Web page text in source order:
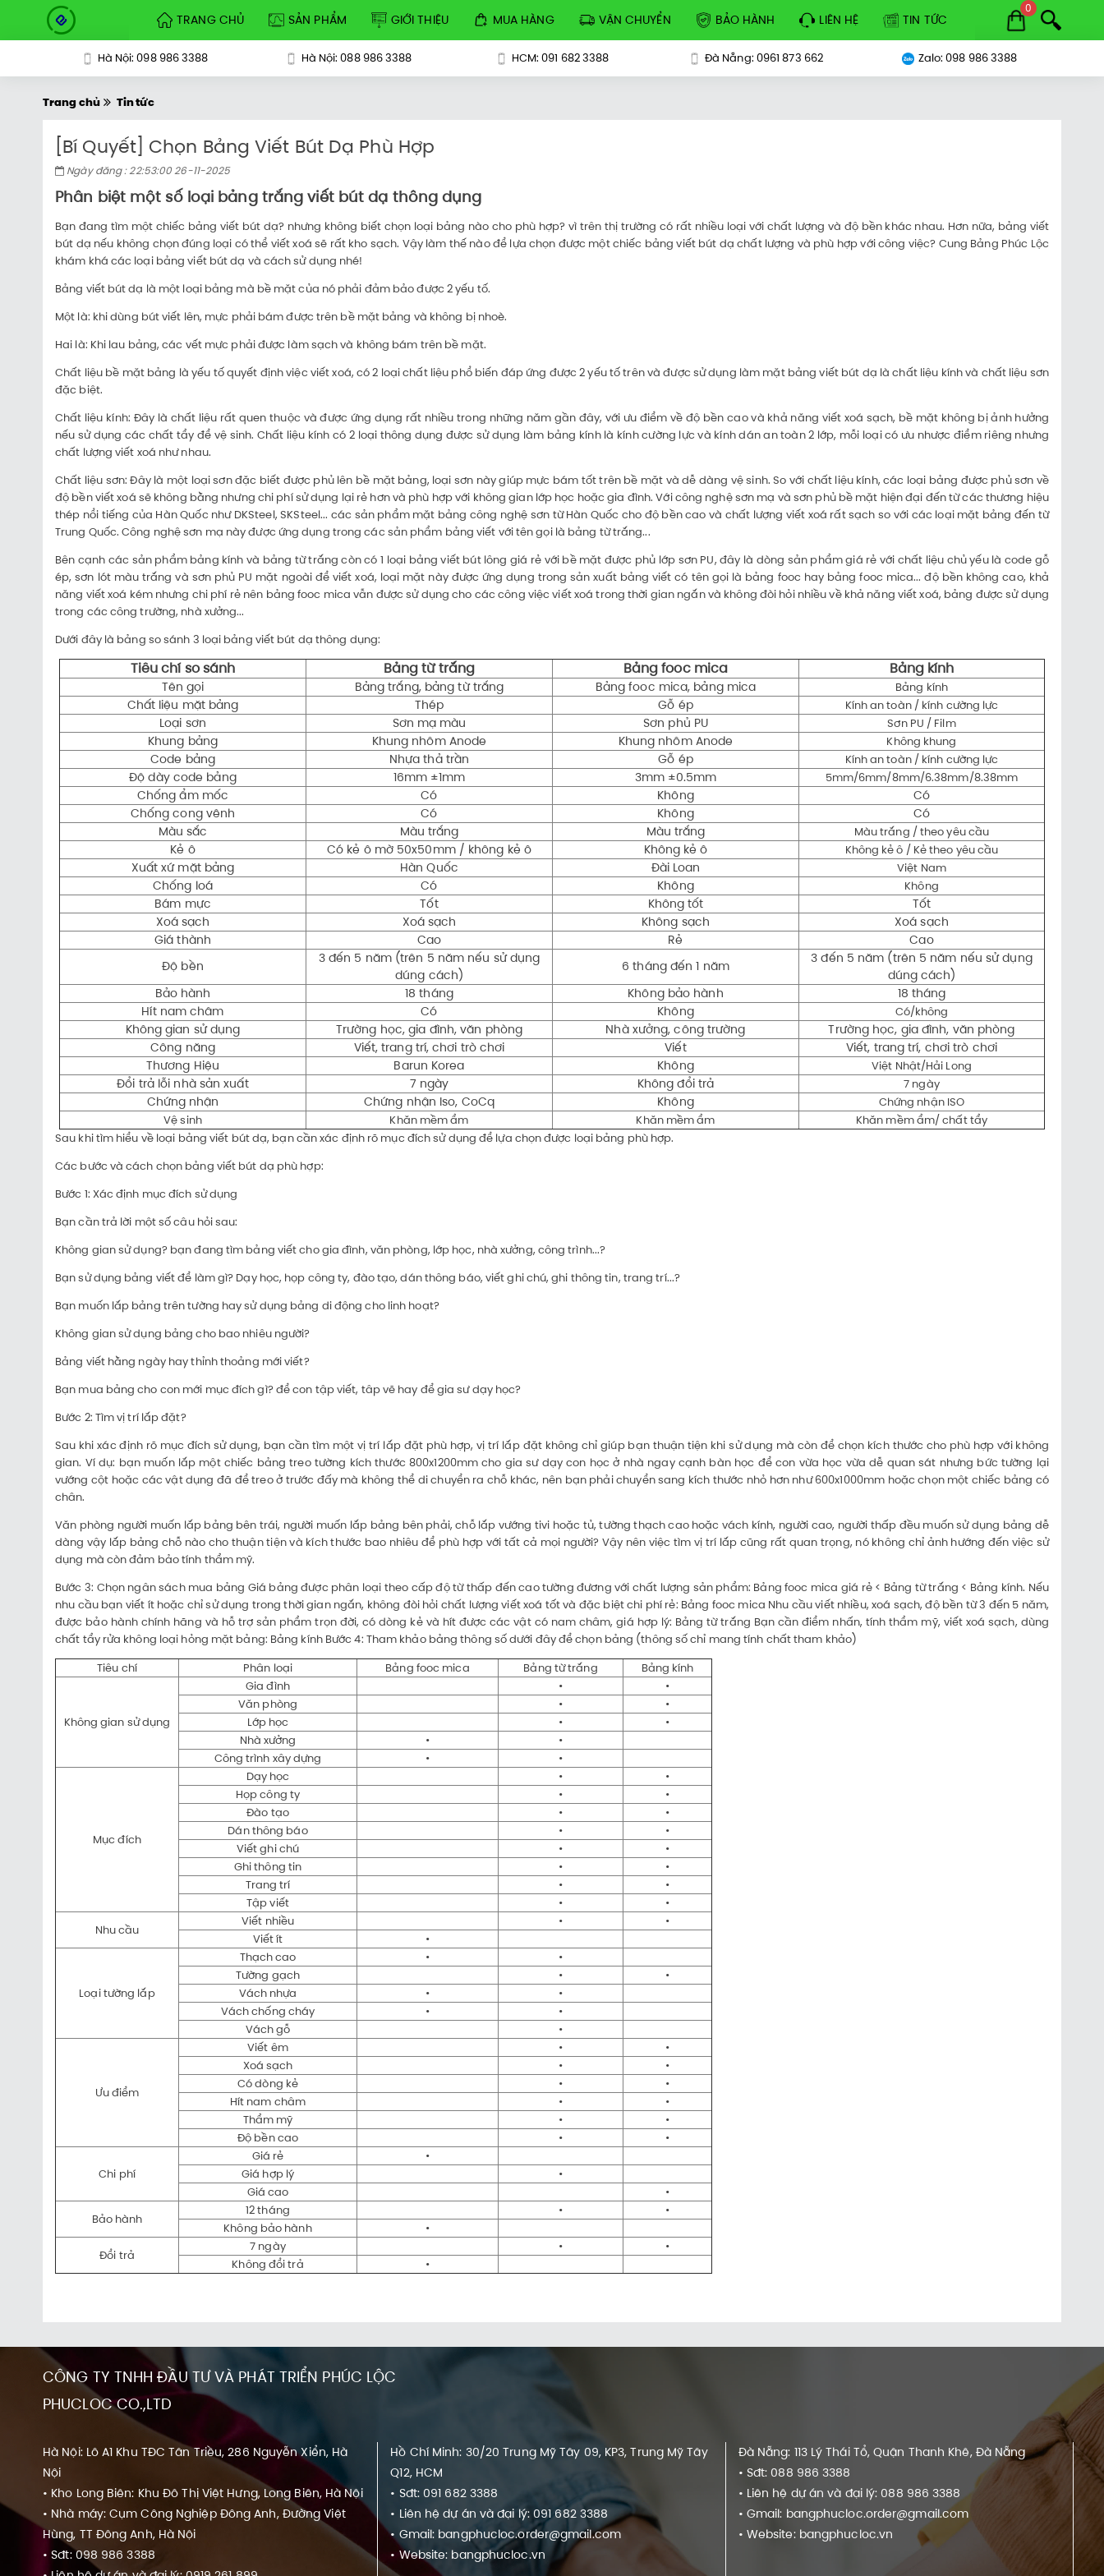
TRANG CHỦ SẢN PHẨM GIỚI THIỆU MUA HÀNG VẬN CHUYỂN BẢO HÀNH LIÊN HỆ TIN TỨC
0
Hà Nội: 098 986 3388 Hà Nội: 088 986 3388 HCM: 091 682 3388 Đà Nẵng: 0961 873 662 Zalo: 098 986 3388
Trang chủ Tin tức
[Bí Quyết] Chọn Bảng Viết Bút Dạ Phù Hợp
Ngày đăng : 22:53:00 26-11-2025
Phân biệt một số loại bảng trắng viết bút dạ thông dụng
Bạn đang tìm một chiếc bảng viết bút dạ? nhưng không biết chọn loại bảng nào cho phù hợp? vì trên thị trường có rất nhiều loại với chất lượng và độ bền khác nhau. Hơn nữa, bảng viết
bút dạ nếu không chọn đúng loại có thể viết xoá sẽ rất kho sạch. Vậy làm thế nào để lựa chọn được một chiếc bảng viết bút dạ chất lượng và phù hợp với công việc? Cung Bảng Phúc Lộc
khám khá các loại bảng viết bút dạ và cách sử dụng nhé!
Bảng viết bút dạ là một loại bảng mà bề mặt của nó phải đảm bảo được 2 yếu tố.
Một là: khi dùng bút viết lên, mực phải bám được trên bề mặt bảng và không bị nhoè.
Hai là: Khi lau bảng, các vết mực phải được làm sạch và không bám trên bề mặt.
Chất liệu bề mặt bảng là yếu tố quyết định việc viết xoá, có 2 loại chất liệu phổ biến đáp ứng được 2 yếu tố trên và được sử dụng làm mặt bảng viết bút dạ là chất liệu kính và chất liệu sơn
đặc biệt.
Chất liệu kính: Đây là chất liệu rất quen thuộc và được ứng dụng rất nhiều trong những năm gần đây, với ưu điểm về độ bền cao và khả năng viết xoá sạch, bề mặt không bị ảnh hưởng
nếu sử dụng các chất tẩy để vệ sinh. Chất liệu kính có 2 loại thông dụng được sử dụng làm bảng kính là kính cường lực và kính dán an toàn 2 lớp, mỗi loại có ưu nhược điểm riêng nhưng
chất lượng viết xoá như nhau.
Chất liệu sơn: Đây là một loại sơn đặc biết được phủ lên bề mặt bảng, loại sơn này giúp mực bám tốt trên bề mặt và dễ dàng vệ sinh. So với chất liệu kính, các loại bảng được phủ sơn về
độ bền viết xoá sẽ không bằng nhưng chi phí sử dụng lại rẻ hơn và phù hợp với không gian lớp học hoặc gia đình. Với công nghệ sơn mạ và sơn phủ bề mặt hiện đại đến từ các thương hiệu
thép nổi tiếng của Hàn Quốc như DKSteel, SKSteel... các sản phẩm mặt bảng công nghệ sơn từ Hàn Quốc cho độ bền cao và chất lượng viết xoá rất sạch so với các loại mặt bảng đến từ
Trung Quốc. Công nghệ sơn mạ này được ứng dụng trong các sản phẩm bảng viết với tên gọi là bảng từ trắng...
Bên cạnh các sản phẩm bảng kính và bảng từ trắng còn có 1 loại bảng viết bút lông giá rẻ với bề mặt được phủ lớp sơn PU, đây là dòng sản phẩm giá rẻ với chất liệu chủ yếu là code gỗ
ép, sơn lót màu trắng và sơn phủ PU mặt ngoài để viết xoá, loại mặt này được ứng dụng trong sản xuất bảng viết có tên gọi là bảng fooc hay bảng fooc mica... độ bền không cao, khả
năng viết xoá kém nhưng chi phí rẻ nên bảng fooc mica vẫn được sử dụng cho các công việc viết xoá trong thời gian ngắn và không đòi hỏi nhiều về khả năng viết xoá, bảng được sử dụng
trong các công trường, nhà xưởng...
Dưới đây là bảng so sánh 3 loại bảng viết bút dạ thông dụng:
Tiêu chí so sánh Bảng từ trắng Bảng fooc mica Bảng kính
Tên gọi Bảng trắng, bảng từ trắng Bảng fooc mica, bảng mica Bảng kính
Chất liệu mặt bảng Thép Gỗ ép Kính an toàn / kính cường lực
Loại sơn Sơn mạ màu Sơn phủ PU Sơn PU / Film
Khung bảng Khung nhôm Anode Khung nhôm Anode Không khung
Code bảng Nhựa thả trần Gỗ ép Kính an toàn / kính cường lực
Độ dày code bảng 16mm ±1mm 3mm ±0.5mm 5mm/6mm/8mm/6.38mm/8.38mm
Chống ẩm mốc Có Không
Có
Chống cong vênh
Có Không
Có
Màu sắc
Màu trắng Màu trắng Màu trắng / theo yêu cầu
Kẻ ô Có kẻ ô mờ 50x50mm / không kẻ ô Không kẻ ô Không kẻ ô / Kẻ theo yêu cầu
Xuất xứ mặt bảng Hàn Quốc Đài Loan Việt Nam
Chống loá Có Không Không
Bám mực Tốt Không tốt
Tốt
Xoá sạch
Xoá sạch Không sạch
Xoá sạch
Giá thành
Cao Rẻ
Cao
Độ bền
3 đến 5 năm (trên 5 năm nếu sử dụng
dúng cách)
6 tháng đến 1 năm
3 đến 5 năm (trên 5 năm nếu sử dụng
dúng cách)
Bảo hành
18 tháng Không bảo hành
18 tháng
Hít nam châm
Có Không Có/không
Không gian sử dụng Trường học, gia đình, văn phòng Nhà xưởng, công trường
Trường học, gia đình, văn phòng
Công năng
Viết, trang trí, chơi trò chơi Viết
Viết, trang trí, chơi trò chơi
Thương Hiệu
Barun Korea Không Việt Nhật/Hải Long
Đổi trả lỗi nhà sản xuất 7 ngày Không đổi trả 7 ngày
Chứng nhận Chứng nhận Iso, CoCq Không
Chứng nhận ISO
Vệ sinh
Khăn mềm ẩm Khăn mềm ẩm
Khăn mềm ẩm/ chất tẩy
Sau khi tìm hiểu về loại bảng viết bút dạ, bạn cần xác định rõ mục đích sử dụng để lựa chọn được loại bảng phù hợp.
Các bước và cách chọn bảng viết bút dạ phù hợp:
Bước 1: Xác định mục đích sử dụng
Bạn cần trả lời một số câu hỏi sau:
Không gian sử dụng? bạn đang tìm bảng viết cho gia đình, văn phòng, lớp học, nhà xưởng, công trình...?
Bạn sử dụng bảng viết để làm gì? Dạy học, họp công ty, đào tạo, dán thông báo, viết ghi chú, ghi thông tin, trang trí...?
Bạn muốn lắp bảng trên tường hay sử dụng bảng di động cho linh hoạt?
Không gian sử dụng bảng cho bao nhiêu người?
Bảng viết hằng ngày hay thỉnh thoảng mới viết?
Bạn mua bảng cho con mới mục đích gì? để con tập viết, tâp vẽ hay để gia sư dạy học?
Bước 2: Tìm vị trí lắp đặt?
Sau khi xác định rõ mục đích sử dụng, bạn cần tìm một vị trí lắp đặt phù hợp, vị trí lắp đặt không chỉ giúp bạn thuận tiện khi sử dụng mà còn để chọn kích thước cho phù hợp với không
gian. Ví dụ: bạn muốn lắp một chiếc bảng treo tường kích thước 800x1200mm cho gia sư dạy con học ở nhà ngay cạnh bàn học để con vừa học vừa dễ quan sát nhưng bức tường lại
vướng cột hoặc các vật dụng đã để treo ở trước đấy mà không thể di chuyển ra chỗ khác, nên bạn phải chuyển sang kích thước nhỏ hơn như 600x1000mm hoặc chọn một chiếc bảng có
chân.
Văn phòng người muốn lắp bảng bên trái, người muốn lắp bảng bên phải, chỗ lắp vướng tivi hoặc tủ, tường thạch cao hoặc vách kính, người cao, người thấp đều muốn sử dụng bảng dễ
dàng vậy lắp bảng chỗ nào cho thuận tiện và kích thước bao nhiêu để phù hợp với tất cả mọi người? Vậy nên việc tìm vị trí lắp cũng rất quan trọng, nó không chỉ ảnh hướng đến việc sử
dụng mà còn đảm bảo tính thẩm mỹ.
Bước 3: Chọn ngân sách mua bảng Giá bảng được phân loại theo cấp độ từ thấp đến cao tường đương với chất lượng sản phẩm: Bảng fooc mica giá rẻ < Bảng từ trắng < Bảng kính. Nếu
nhu cầu bạn viết ít hoặc chỉ sử dụng trong thời gian ngắn, không đòi hỏi chất lượng viết xoá tốt và đặc biệt chi phí rẻ: Bảng fooc mica Nhu cầu viết nhiều, xoá sạch, độ bền từ 3 đến 5 năm,
được bảo hành chính hãng và hỗ trợ sản phẩm trọn đời, có dòng kẻ và hít được các vật có nam châm, giá hợp lý: Bảng từ trắng Bạn cần điểm nhấn, tính thẩm mỹ, viết xoá sạch, dùng
chất tẩy rửa không loại hỏng mặt bảng: Bảng kính Bước 4: Tham khảo bảng thông số dưới đây để chọn bảng (thông số chỉ mang tính chất tham khảo)
Tiêu chí
Phân loại Bảng fooc mica Bảng từ trắng Bảng kính
Không gian sử dụng
Gia đình •
•
Văn phòng
•
•
Lớp học
•
•
Nhà xưởng
•
•
Công trình xây dựng
• •
Mục đích
Dạy học •
•
Họp công ty
•
•
Đào tạo
•
•
Dán thông báo
•
•
Viết ghi chú
•
•
Ghi thông tin
•
•
Trang trí
•
•
Tập viết
•
•
Nhu cầu
Viết nhiều •
•
Viết ít
•
Loại tường lắp
Thạch cao •
•
Tường gạch
•
•
Vách nhựa
•
•
Vách chống cháy
•
•
Vách gỗ
•
Ưu điểm
Viết êm •
•
Xoá sạch
•
•
Có dòng kẻ
•
•
Hít nam châm
•
•
Thẩm mỹ
•
•
Độ bền cao
• •
Chi phí
Giá rẻ
•
Giá hợp lý
•
Giá cao
•
Bảo hành
12 tháng •
•
Không bảo hành
•
Đổi trả
7 ngày •
•
Không đổi trả
•
CÔNG TY TNHH ĐẦU TƯ VÀ PHÁT TRIỂN PHÚC LỘC
PHUCLOC CO.,LTD
Hà Nội: Lô A1 Khu TĐC Tân Triều, 286 Nguyễn Xiển, Hà
Nội
• Kho Long Biên: Khu Đô Thị Việt Hưng, Long Biên, Hà Nội
• Nhà máy: Cụm Công Nghiệp Đông Anh, Đường Việt
Hùng, TT Đông Anh, Hà Nội
• Sđt: 098 986 3388
Hồ Chí Minh: 30/20 Trung Mỹ Tây 09, KP3, Trung Mỹ Tây
Q12, HCM
• Sđt: 091 682 3388
• Liên hệ dự án và đại lý: 091 682 3388
• Gmail: bangphucloc.order@gmail.com
• Website: bangphucloc.vn
Đà Nẵng: 113 Lý Thái Tổ, Quận Thanh Khê, Đà Nẵng
• Sđt: 088 986 3388
• Liên hệ dự án và đại lý: 088 986 3388
• Gmail: bangphucloc.order@gmail.com
• Website: bangphucloc.vn